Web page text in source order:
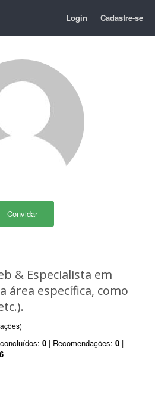
Login Cadastre-se
Convidar
& Especialista em
área específica, como
0 | Recomendações: 0 |